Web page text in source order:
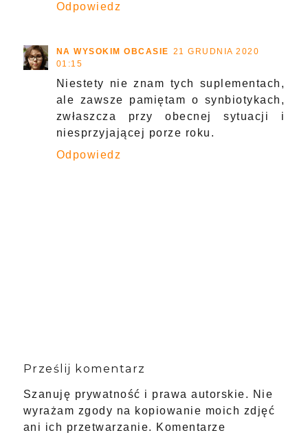
Odpowiedz
NA WYSOKIM OBCASIE 21 GRUDNIA 2020
01:15
Niestety nie znam tych suplementach,
ale zawsze pamiętam o synbiotykach,
zwłaszcza przy obecnej sytuacji i
niesprzyjającej porze roku.
Odpowiedz
Prześlij komentarz
Szanuję prywatność i prawa autorskie. Nie
wyrażam zgody na kopiowanie moich zdjęć
ani ich przetwarzanie. Komentarze